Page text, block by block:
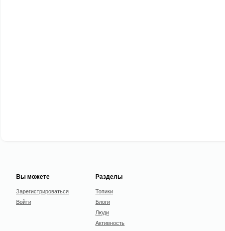
Вы можете
Зарегистрироваться
Войти
Разделы
Топики
Блоги
Люди
Активность